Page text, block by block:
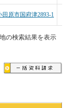
田原市国府津2893-1
の検索結果を表示